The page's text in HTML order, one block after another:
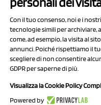
Con il tuo consenso, noi e i
tecnologie simili per archiviare,
come, ad esempio, la visita al
annunci. Poiché rispettiamo il
scegliere di non consentire
GDPR per saperne di più.
Visualizza la Cookie Policy
Powered by